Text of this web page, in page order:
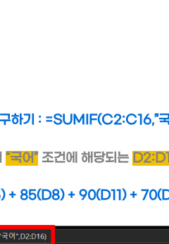
하기 : =SUMIF(C2:C16,”
“국어”조건에 해당되는
+ 85(D8) + 90(D11) +